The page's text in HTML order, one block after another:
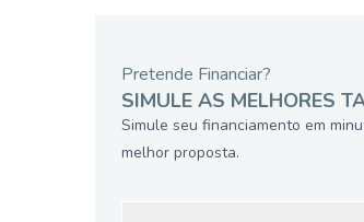
Pretende Financiar?
SIMULE AS MELHORES
Simule seu financiamento em
melhor proposta.